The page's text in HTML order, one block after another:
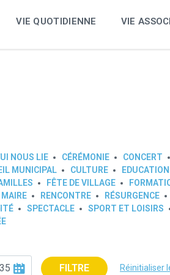
VIE QUOTIDIENNE VIE
NOUS LIE CÉRÉMONIE
CONCERT
MUNICIPAL CULTURE EDUCATION
FÊTE DE VILLAGE
MAIRE RENCONTRE
RÉSURGENCE
SPECTACLE
SPORT ET LOISIRS
FILTRE Réinitialiser